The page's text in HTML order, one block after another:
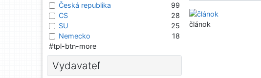
článok
Česká republika
99
CS
28
SU
25
Nemecko
18
#tpl-btn-more
Vydavateľ